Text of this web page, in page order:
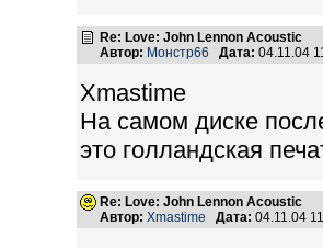
Re: Love: John Lennon Acoustic
Автор: Монстр66 Дата: 04.11.04
Xmastime
На самом диске
это голландская
Re: Love: John Lennon Acoustic
Автор: Xmastime Дата: 04.11.04